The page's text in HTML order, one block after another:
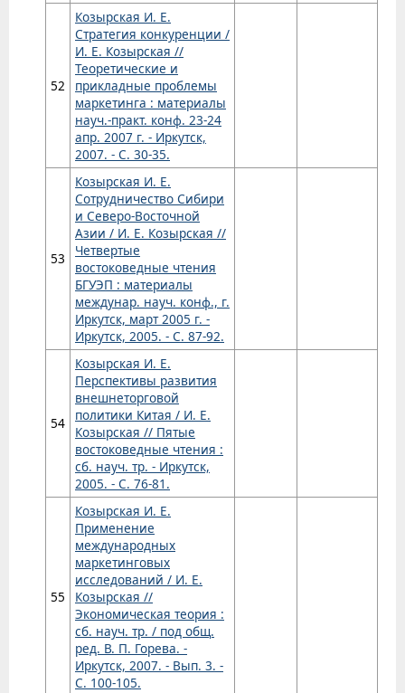
52
Козырская И. Е.
Стратегия конкуренции /
И. Е. Козырская //
Теоретические и
прикладные проблемы
маркетинга : материалы
науч.-практ. конф. 23-24
апр. 2007 г. - Иркутск,
2007. - С. 30-35.
53
Козырская И. Е.
Сотрудничество Сибири
и Северо-Восточной
Азии / И. Е. Козырская //
Четвертые
востоковедные чтения
БГУЭП : материалы
междунар. науч. конф., г.
Иркутск, март 2005 г. -
Иркутск, 2005. - С. 87-92.
54
Козырская И. Е.
Перспективы развития
внешнеторговой
политики Китая / И. Е.
Козырская // Пятые
востоковедные чтения :
сб. науч. тр. - Иркутск,
2005. - С. 76-81.
55
Козырская И. Е.
Применение
международных
маркетинговых
исследований / И. Е.
Козырская //
Экономическая теория :
сб. науч. тр. / под общ.
ред. В. П. Горева. -
Иркутск, 2007. - Вып. 3. -
С. 100-105.